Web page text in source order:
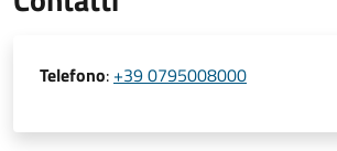
Telefono: +39 0795008000